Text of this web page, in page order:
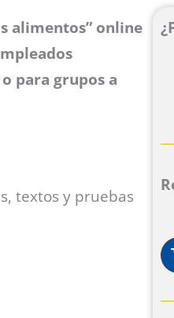
alimentos” online
o para grupos a
textos y pruebas